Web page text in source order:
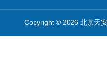
Copyright © 2026 北京天